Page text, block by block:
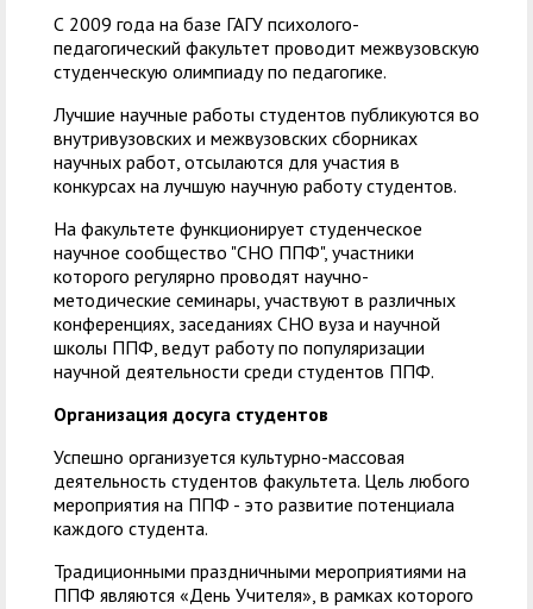
С 2009 года на базе ГАГУ психолого-
педагогический факультет проводит межвузовскую
студенческую олимпиаду по педагогике.
Лучшие научные работы студентов публикуются во
внутривузовских и межвузовских сборниках
научных работ, отсылаются для участия в
конкурсах на лучшую научную работу студентов.
На факультете функционирует студенческое
научное сообщество "СНО ППФ", участники
которого регулярно проводят научно-
методические семинары, участвуют в различных
конференциях, заседаниях СНО вуза и научной
школы ППФ, ведут работу по популяризации
научной деятельности среди студентов ППФ.
Организация досуга студентов
Успешно организуется культурно-массовая
деятельность студентов факультета. Цель любого
мероприятия на ППФ - это развитие потенциала
каждого студента.
Традиционными праздничными мероприятиями на
ППФ являются «День Учителя», в рамках которого